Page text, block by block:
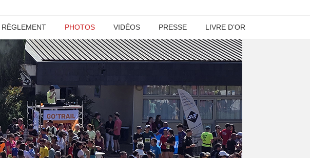
RÈGLEMENT PHOTOS VIDÉOS PRESSE LIVRE D’OR